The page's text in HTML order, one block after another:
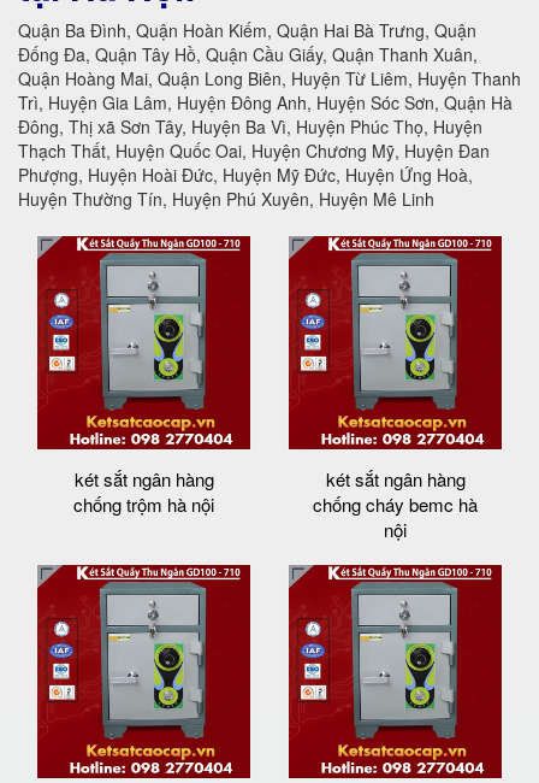
Quận Ba Đình, Quận Hoàn Kiếm, Quận Hai Bà Trưng, Quận
Đống Đa, Quận Tây Hồ, Quận Cầu Giấy, Quận Thanh Xuân,
Quận Hoàng Mai, Quận Long Biên, Huyện Từ Liêm, Huyện Thanh
Trì, Huyện Gia Lâm, Huyện Đông Anh, Huyện Sóc Sơn, Quận Hà
Đông, Thị xã Sơn Tây, Huyện Ba Vì, Huyện Phúc Thọ, Huyện
Thạch Thất, Huyện Quốc Oai, Huyện Chương Mỹ, Huyện Đan
Phượng, Huyện Hoài Đức, Huyện Mỹ Đức, Huyện Ứng Hoà,
Huyện Thường Tín, Huyện Phú Xuyên, Huyện Mê Linh
két sắt ngân hàng
chống trộm hà nội
két sắt ngân hàng
chống cháy bemc hà
nội